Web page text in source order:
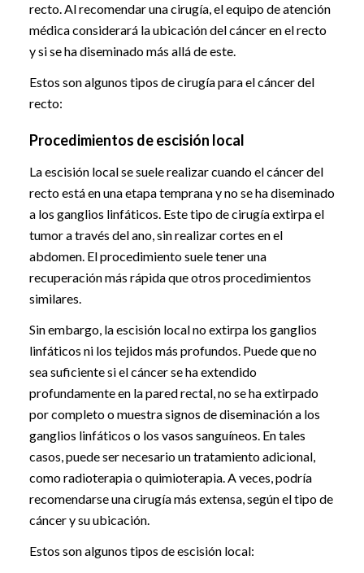
recto. Al recomendar una cirugía, el equipo de atención
médica considerará la ubicación del cáncer en el recto
y si se ha diseminado más allá de este.
Estos son algunos tipos de cirugía para el cáncer del
recto:
Procedimientos de escisión local
La escisión local se suele realizar cuando el cáncer del
recto está en una etapa temprana y no se ha diseminado
a los ganglios linfáticos. Este tipo de cirugía extirpa el
tumor a través del ano, sin realizar cortes en el
abdomen. El procedimiento suele tener una
recuperación más rápida que otros procedimientos
similares.
Sin embargo, la escisión local no extirpa los ganglios
linfáticos ni los tejidos más profundos. Puede que no
sea suficiente si el cáncer se ha extendido
profundamente en la pared rectal, no se ha extirpado
por completo o muestra signos de diseminación a los
ganglios linfáticos o los vasos sanguíneos. En tales
casos, puede ser necesario un tratamiento adicional,
como radioterapia o quimioterapia. A veces, podría
recomendarse una cirugía más extensa, según el tipo de
cáncer y su ubicación.
Estos son algunos tipos de escisión local: